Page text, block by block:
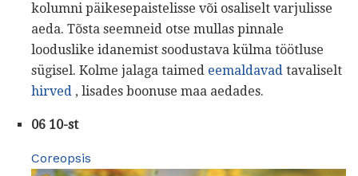
kolumni päikesepaistelisse või osaliselt varjulisse
aeda. Tõsta seemneid otse mullas pinnale
looduslike idanemist soodustava külma töötluse
sügisel. Kolme jalaga taimed eemaldavad tavaliselt
hirved , lisades boonuse maa aedades.
06 10-st
Coreopsis